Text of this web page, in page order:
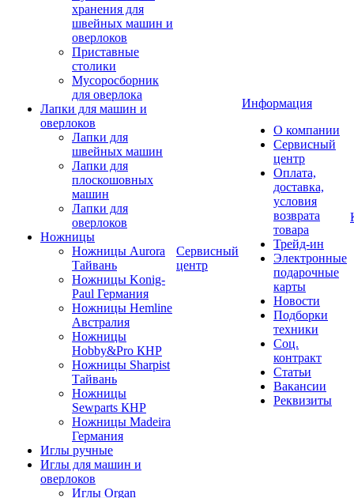
хранения для
швейных машин и
оверлоков
Приставные
столики
Мусоросборник
для оверлока
Лапки для машин и
оверлоков
Лапки для
швейных машин
Лапки для
плоскошовных
машин
Лапки для
оверлоков
Ножницы
Ножницы Aurora
Тайвань
Ножницы Konig-
Paul Германия
Ножницы Hemline
Австралия
Ножницы
Hobby&Pro КНР
Ножницы Sharpist
Тайвань
Ножницы
Sewparts КНР
Ножницы Madeira
Германия
Иглы ручные
Иглы для машин и
оверлоков
Иглы Organ
Сервисный
центр
Информация
О компании
Сервисный
центр
Оплата,
доставка,
условия
возврата
товара
Трейд-ин
Электронные
подарочные
карты
Новости
Подборки
техники
Соц.
контракт
Статьи
Вакансии
Реквизиты